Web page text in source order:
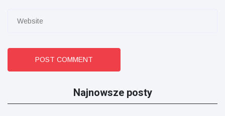
POST COMMENT
Najnowsze posty